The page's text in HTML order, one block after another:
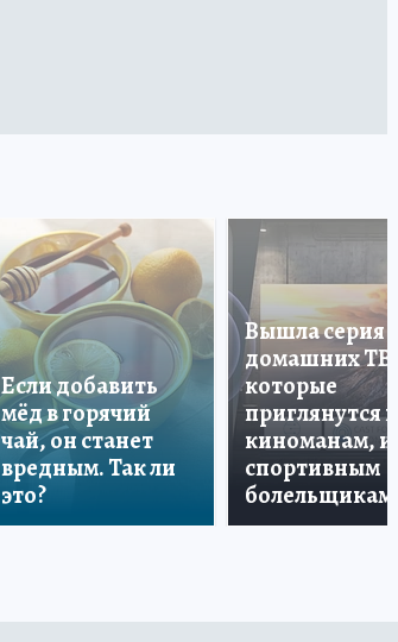
Если добавить
мёд в горячий
чай, он станет
вредным. Так ли
это?
Вышла серия
домашних ТВ,
которые
приглянутся и
киноманам, и
спортивным
болельщикам